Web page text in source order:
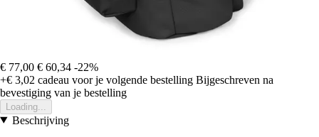
€ 77,00 € 60,34 -22%
+€ 3,02 cadeau voor je volgende bestelling Bijgeschreven na
bevestiging van je bestelling
Loading...
Beschrijving